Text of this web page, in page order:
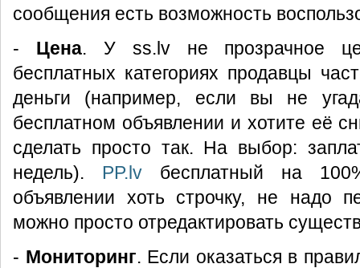
сообщения есть возможность
- Цена. У ss.lv не прозрачное
бесплатных категориях продавцы
деньги (например, если вы не
бесплатном объявлении и хотите её
сделать просто так. На выбор:
недель). PP.lv бесплатный на
объявлении хоть строчку, не надо
можно просто отредактировать
- Мониторинг. Если оказаться в